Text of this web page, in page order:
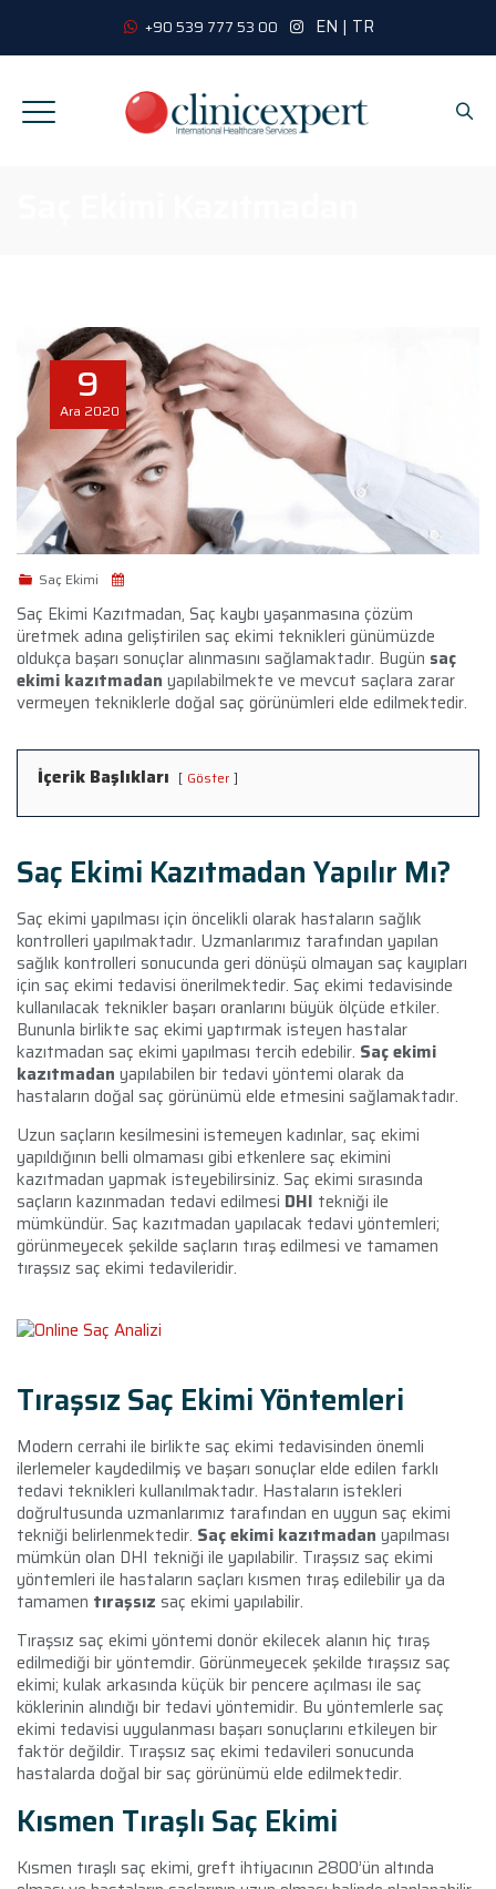
+90 539 777 53 00 EN | TR
9
Ara 2020
Saç Ekimi
Saç Ekimi Kazıtmadan, Saç kaybı yaşanmasına çözüm
üretmek adına geliştirilen saç ekimi teknikleri günümüzde
oldukça başarı sonuçlar alınmasını sağlamaktadır. Bugün saç
ekimi kazıtmadan yapılabilmekte ve mevcut saçlara zarar
vermeyen tekniklerle doğal saç görünümleri elde edilmektedir.
İçerik Başlıkları Göster
Saç Ekimi Kazıtmadan Yapılır Mı?
Saç ekimi yapılması için öncelikli olarak hastaların sağlık
kontrolleri yapılmaktadır. Uzmanlarımız tarafından yapılan
sağlık kontrolleri sonucunda geri dönüşü olmayan saç kayıpları
için saç ekimi tedavisi önerilmektedir. Saç ekimi tedavisinde
kullanılacak teknikler başarı oranlarını büyük ölçüde etkiler.
Bununla birlikte saç ekimi yaptırmak isteyen hastalar
kazıtmadan saç ekimi yapılması tercih edebilir. Saç ekimi
kazıtmadan yapılabilen bir tedavi yöntemi olarak da
hastaların doğal saç görünümü elde etmesini sağlamaktadır.
Uzun saçların kesilmesini istemeyen kadınlar, saç ekimi
yapıldığının belli olmaması gibi etkenlere saç ekimini
kazıtmadan yapmak isteyebilirsiniz. Saç ekimi sırasında
saçların kazınmadan tedavi edilmesi DHI tekniği ile
mümkündür. Saç kazıtmadan yapılacak tedavi yöntemleri;
görünmeyecek şekilde saçların tıraş edilmesi ve tamamen
tıraşsız saç ekimi tedavileridir.
Tıraşsız Saç Ekimi Yöntemleri
Modern cerrahi ile birlikte saç ekimi tedavisinden önemli
ilerlemeler kaydedilmiş ve başarı sonuçlar elde edilen farklı
tedavi teknikleri kullanılmaktadır. Hastaların istekleri
doğrultusunda uzmanlarımız tarafından en uygun saç ekimi
tekniği belirlenmektedir. Saç ekimi kazıtmadan yapılması
mümkün olan DHI tekniği ile yapılabilir. Tıraşsız saç ekimi
yöntemleri ile hastaların saçları kısmen tıraş edilebilir ya da
tamamen tıraşsız saç ekimi yapılabilir.
Tıraşsız saç ekimi yöntemi donör ekilecek alanın hiç tıraş
edilmediği bir yöntemdir. Görünmeyecek şekilde tıraşsız saç
ekimi; kulak arkasında küçük bir pencere açılması ile saç
köklerinin alındığı bir tedavi yöntemidir. Bu yöntemlerle saç
ekimi tedavisi uygulanması başarı sonuçlarını etkileyen bir
faktör değildir. Tıraşsız saç ekimi tedavileri sonucunda
hastalarda doğal bir saç görünümü elde edilmektedir.
Kısmen Tıraşlı Saç Ekimi
Kısmen tıraşlı saç ekimi, greft ihtiyacının 2800’ün altında